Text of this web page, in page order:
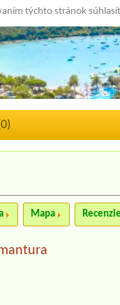
týchto stránok
0)
Mapa Recenzie